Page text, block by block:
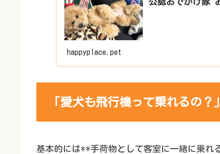
happyplace.pet
「愛犬も飛行機って乗れるの
基本的には**手荷物として客室に一緒に乗れ